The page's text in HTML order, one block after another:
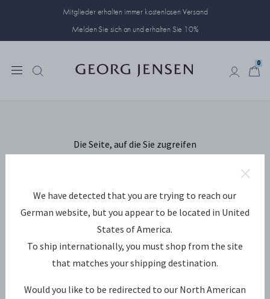
Mitglieder erhalten immer kostenlosen Versand
Melden Sie sich an und erhalten Sie 10%
0
Die Seite, auf die Sie zugreifen
Unannehmlichkeit.
Was tun?
Zurück zu der Seite, von der Sie
gekommen sind.
Zurück zur Startseite.
We have detected that you are trying to reach our
German website, but you appear to be located in United
States of America.
To ship internationally, you must shop from the site
that matches your shipping destination.
Would you like to be redirected to our North American